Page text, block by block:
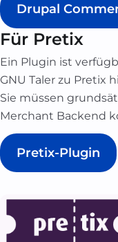
Drupal
Für Pretix
Ein Plugin ist
GNU Taler zu Pretix
Sie müssen
Merchant Backend
Pretix-Plugin